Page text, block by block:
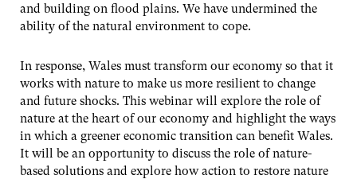
and building on flood plains. We have undermined the
ability of the natural environment to cope.
In response, Wales must transform our economy so that it
works with nature to make us more resilient to change
and future shocks. This webinar will explore the role of
nature at the heart of our economy and highlight the ways
in which a greener economic transition can benefit Wales.
It will be an opportunity to discuss the role of nature-
based solutions and explore how action to restore nature